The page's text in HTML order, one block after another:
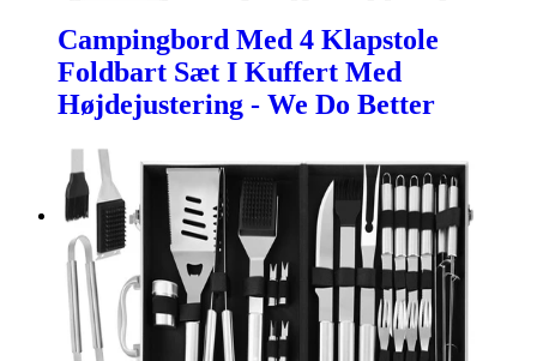
Campingbord Med 4 Klapstole
Foldbart Sæt I Kuffert Med
Højdejustering - We Do Better